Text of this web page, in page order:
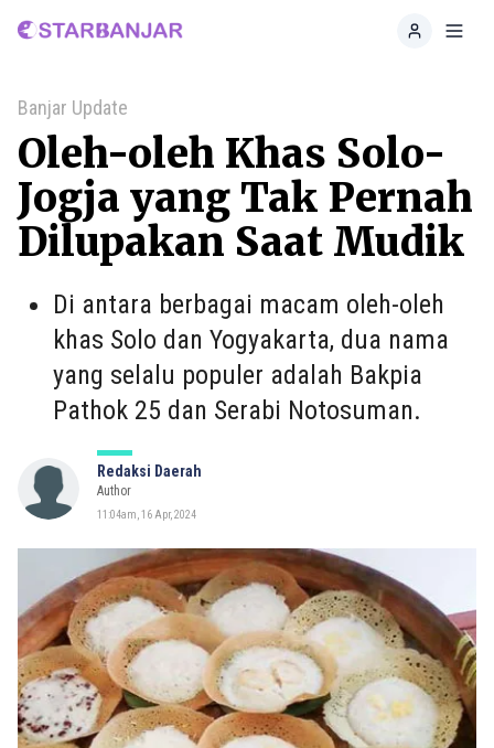
Home
Banjar Update
Oleh-oleh Khas Solo-
Jogja yang Tak Pernah
Dilupakan Saat Mudik
Di antara berbagai macam oleh-oleh
khas Solo dan Yogyakarta, dua nama
yang selalu populer adalah Bakpia
Pathok 25 dan Serabi Notosuman.
Redaksi Daerah
Author
11:04am, 16 Apr, 2024